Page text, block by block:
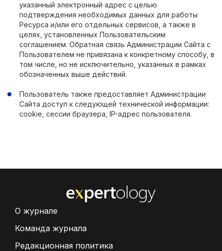
указанный электронный адрес с целью
подтверждения необходимых данных для работы
Ресурса и/или его отдельных сервисов, а также в
целях, установленных Пользовательским
соглашением. Обратная связь Администрации Сайта с
Пользователем не привязана к конкретному способу, в
том числе, но не исключительно, указанных в рамках
обозначенных выше действий.
Пользователь также предоставляет Администрации
Сайта доступ к следующей технической информации:
cookie, сессии браузера, IP-адрес пользователя.
О журнале
Команда журнала
Редакционная политика